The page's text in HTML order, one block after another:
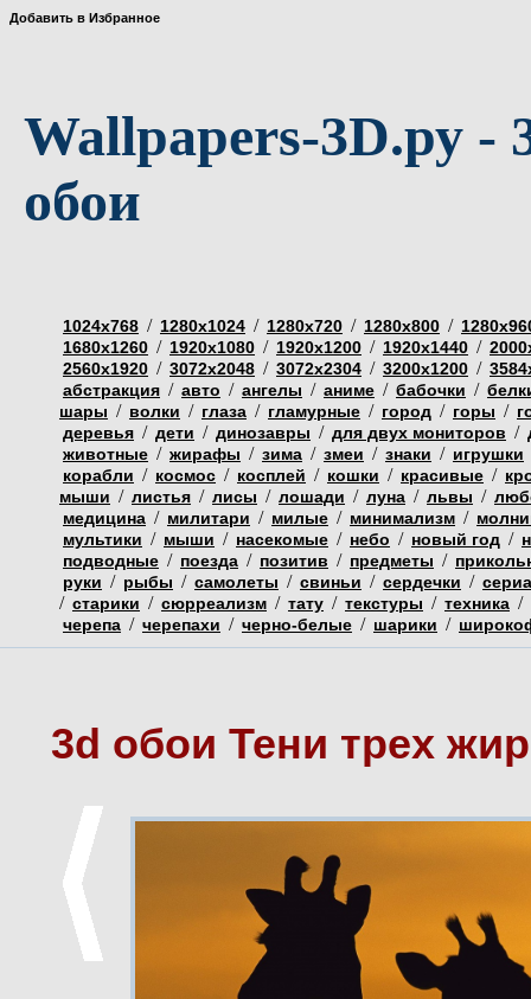
Добавить в Избранное
Wallpapers-3D.ру -
обои
1024х768 / 1280х1024 / 1280х720 / 1280х800 /
1680х1260 / 1920х1080 / 1920х1200 / 1920х1440 /
2560х1920 / 3072х2048 / 3072х2304 / 3200х1200 /
абстракция / авто / ангелы / аниме / бабочки /
шары / волки / глаза / гламурные / город / горы /
деревья / дети / динозавры / для двух мониторов /
животные / жирафы / зима / змеи / знаки / игрушки
корабли / космос / косплей / кошки / красивые /
мыши / листья / лисы / лошади / луна / львы /
медицина / милитари / милые / минимализм /
мультики / мыши / насекомые / небо / новый год /
подводные / поезда / позитив / предметы /
руки / рыбы / самолеты / свиньи / сердечки /
/ старики / сюрреализм / тату / текстуры / техника /
черепа / черепахи / черно-белые / шарики /
3d обои Тени трех